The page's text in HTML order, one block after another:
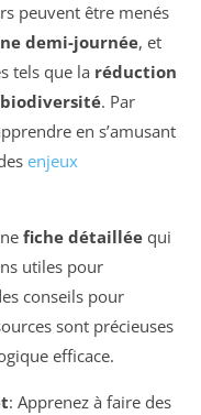
peuvent être menés
demi-journée, et
tels que la réduction
. Par
en s’amusant
enjeux
fiche détaillée qui
utiles pour
conseils pour
sont précieuses
efficace.
: Apprenez à faire des